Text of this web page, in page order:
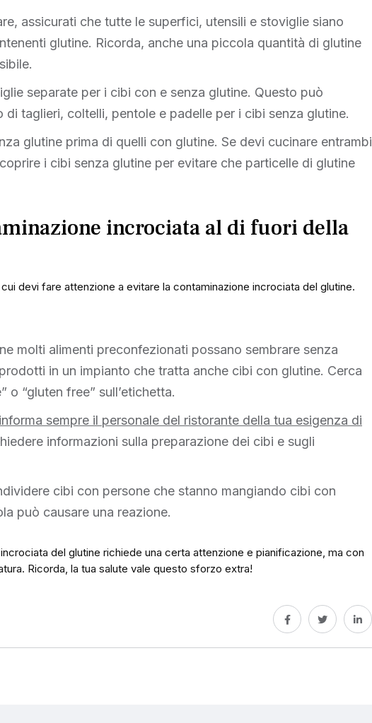
assicurati che tutte le superfici, utensili e stoviglie siano
glutine. Ricorda, anche una piccola quantità di glutine
separate per i cibi con e senza glutine. Questo può
di taglieri, coltelli, pentole e padelle per i cibi senza glutine.
glutine prima di quelli con glutine. Se devi cucinare entrambi
i cibi senza glutine per evitare che particelle di glutine
incrociata al di fuori della
devi fare attenzione a evitare la contaminazione incrociata del glutine.
molti alimenti preconfezionati possano sembrare senza
in un impianto che tratta anche cibi con glutine. Cerca
o “gluten free” sull’etichetta.
sempre il personale del ristorante della tua esigenza di
informazioni sulla preparazione dei cibi e sugli
cibi con persone che stanno mangiando cibi con
può causare una reazione.
del glutine richiede una certa attenzione e pianificazione, ma con
Ricorda, la tua salute vale questo sforzo extra!